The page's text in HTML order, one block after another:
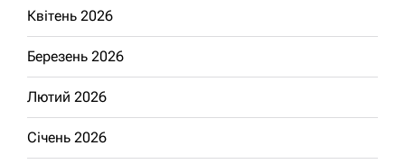
Квітень 2026
Березень 2026
Лютий 2026
Січень 2026